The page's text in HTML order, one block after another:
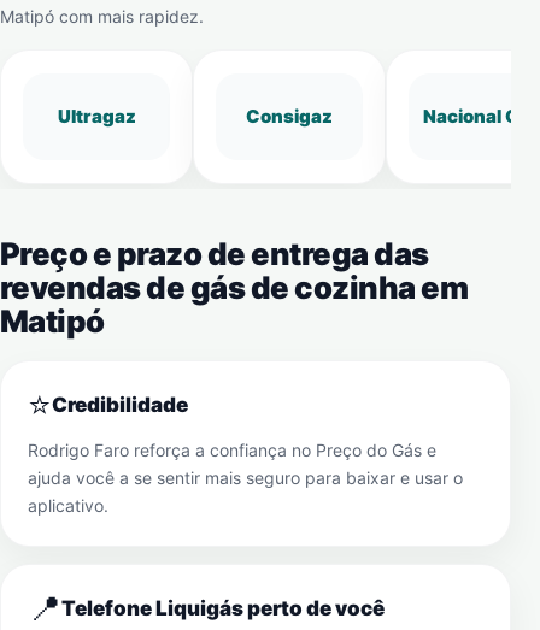
Matipó com mais rapidez.
Ultragaz Consigaz Nacional Gás
Preço e prazo de entrega das
revendas de gás de cozinha em
Matipó
⭐Credibilidade
Rodrigo Faro reforça a confiança no Preço do Gás e
ajuda você a se sentir mais seguro para baixar e usar o
aplicativo.
📍Telefone Liquigás perto de você